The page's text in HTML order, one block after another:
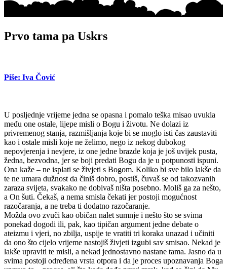
Prvo tama pa Uskrs
Piše: Iva Čović
U posljednje vrijeme jedna se opasna i pomalo teška misao uvukla
među one ostale, lijepe misli o Bogu i životu. Ne dolazi iz
privremenog stanja, razmišljanja koje bi se moglo isti čas zaustaviti
kao i ostale misli koje ne želimo, nego iz nekog dubokog
nepovjerenja i nevjere, iz one jedne brazde koja je još uvijek pusta,
žedna, bezvodna, jer se boji predati Bogu da je u potpunosti ispuni.
Ona kaže – ne isplati se živjeti s Bogom. Koliko bi sve bilo lakše da
te ne umara dužnost da činiš dobro, postiš, čuvaš se od takozvanih
zaraza svijeta, svakako ne dobivaš ništa posebno. Moliš ga za nešto,
a On šuti. Čekaš, a nema smisla čekati jer postoji mogućnost
razočaranja, a ne treba ti dodatno razočaranje.
Možda ovo zvuči kao običan nalet sumnje i nešto što se svima
ponekad dogodi ili, pak, kao tipičan argument jedne debate o
ateizmu i vjeri, no zbilja, uspije te vratiti tri koraka unazad i učiniti
da ono što cijelo vrijeme nastojiš živjeti izgubi sav smisao. Nekad je
lakše upraviti te misli, a nekad jednostavno nastane tama. Jasno da u
svima postoji određena vrsta otpora i da je proces upoznavanja Boga